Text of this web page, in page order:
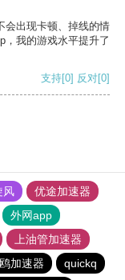
会出现卡顿、掉线的情
，我的游戏水平提升了
支持[0] 反对[0]
风
优途加速器
外网app
上油管加速器
加速器 quickq